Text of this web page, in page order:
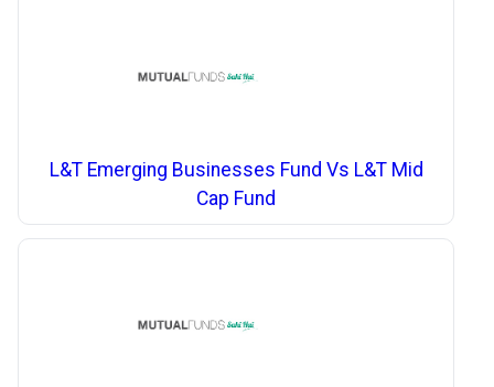
L&T Emerging Businesses Fund Vs L&T Mid
Cap Fund